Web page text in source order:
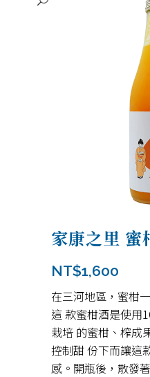
家康之里
NT$1,600
在三河地區，蜜柑
這 款蜜柑酒是使用
栽培 的蜜柑、榨成
控制甜 份下而讓這
感。開瓶後，散發